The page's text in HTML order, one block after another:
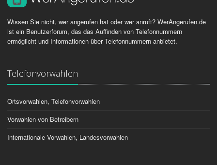
Wissen Sie nicht, wer angerufen hat oder wer anruft? WerAngerufen.de
ist ein Benutzerforum, das das Auffinden von Telefonnummern
ermöglicht und Informationen über Telefonnummern anbietet.
Telefonvorwahlen
Ortsvorwahlen, Telefonvorwahlen
Vorwahlen von Betreibern
Internationale Vorwahlen, Landesvorwahlen